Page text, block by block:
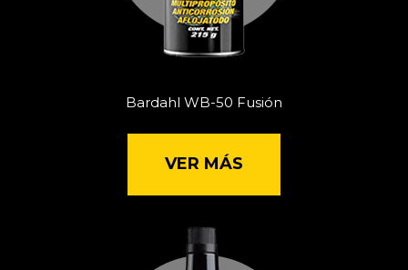
Bardahl WB-50 Fusión
VER MÁS